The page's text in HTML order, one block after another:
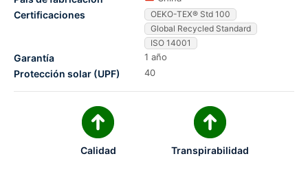
Certificaciones
OEKO-TEX® Std 100
Global Recycled Standard
ISO 14001
Garantía 1 año
Protección solar (UPF) 40
Calidad Transpirabilidad